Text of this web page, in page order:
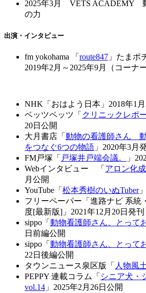
2025年3月 VETS ACADEMY
の力
出演・インタビュー
fm yokohama 「 route847 」たま
2019年2月～2025年9月（コーナ
NHK「おはよう日本」2018年1
ベッツペッツ「 クリニックレポ
20日公開
大月書店「 動物の看護師さん
をつなぐ6つの物語 」2020年3月
FM戸塚「 戸塚井戸端会議。
」
Webインタビュー 「 アロン化
月公開
YouTube「 松本秀樹のいぬTuber
フリーペーパー「進路ナビ 系統
度[最新版]」2021年12月20日発刊
sippo「 動物看護師さん、とって
日前編公開
sippo「 動物看護師さん、とって
22日後編公開
タウンニュース泉区版「 人物風
PEPPY 連載コラム「 シニア犬・
vol.14 」2025年2月26日公開